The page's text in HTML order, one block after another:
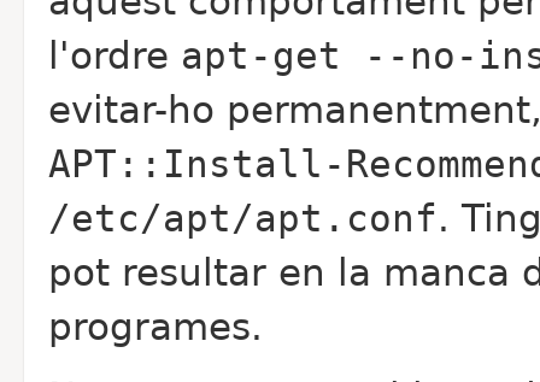
l'ordre apt-get --no-
evitar-ho
APT::Install-
/etc/apt/apt.conf.
pot resultar en la manca
programes.